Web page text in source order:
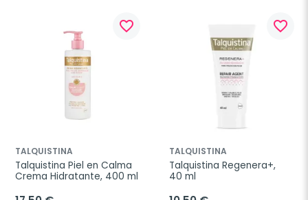
favorite_border
TALQUISTINA
Talquistina Piel en Calma
Crema Hidratante, 400 ml
favorite_border
TALQUISTINA
Talquistina Regenera+,
40 ml